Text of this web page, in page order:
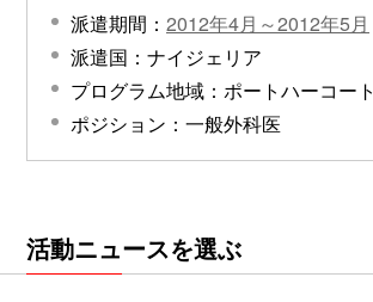
派遣期間： 2012年4月～2012年5月
派遣国：ナイジェリア
プログラム地域：ポートハーコート
ポジション：一般外科医
活動ニュースを選ぶ